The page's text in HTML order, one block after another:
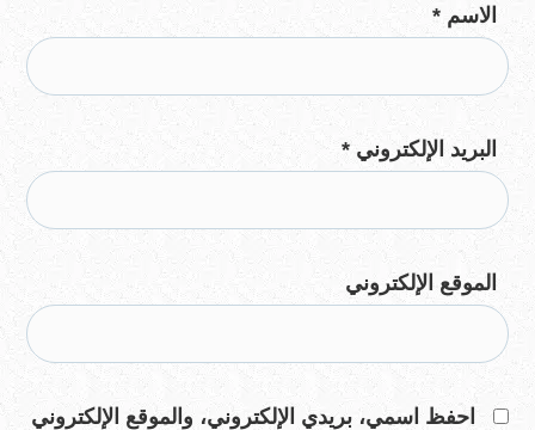
الاسم *
البريد الإلكتروني *
الموقع الإلكتروني
احفظ اسمي، بريدي الإلكتروني، والموقع الإلكتروني